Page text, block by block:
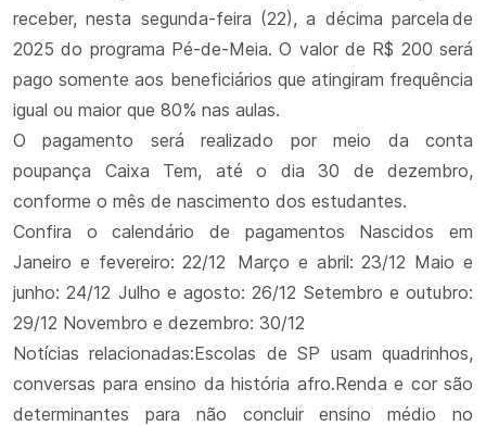
receber, nesta segunda-feira (22), a décima parcela de
2025 do programa Pé-de-Meia. O valor de R$ 200 será
pago somente aos beneficiários que atingiram frequência
igual ou maior que 80% nas aulas.
O pagamento será realizado por meio da conta
poupança Caixa Tem, até o dia 30 de dezembro,
conforme o mês de nascimento dos estudantes.
Confira o calendário de pagamentos Nascidos em
Janeiro e fevereiro: 22/12 Março e abril: 23/12 Maio e
junho: 24/12 Julho e agosto: 26/12 Setembro e outubro:
29/12 Novembro e dezembro: 30/12
Notícias relacionadas:Escolas de SP usam quadrinhos,
conversas para ensino da história afro.Renda e cor são
determinantes para não concluir ensino médio no